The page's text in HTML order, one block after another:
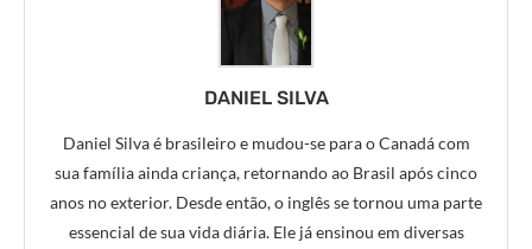
DANIEL SILVA
Daniel Silva é brasileiro e mudou-se para o Canadá com
sua família ainda criança, retornando ao Brasil após cinco
anos no exterior. Desde então, o inglês se tornou uma parte
essencial de sua vida diária. Ele já ensinou em diversas